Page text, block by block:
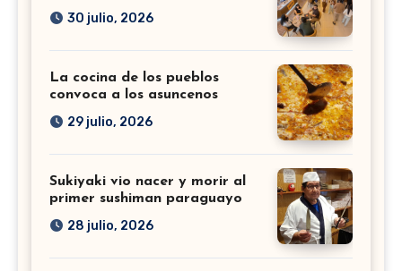
30 julio, 2026
La cocina de los pueblos
convoca a los asuncenos
29 julio, 2026
Sukiyaki vio nacer y morir al
primer sushiman paraguayo
28 julio, 2026